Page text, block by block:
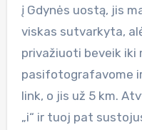
į Gdynės uostą, jis
viskas sutvarkyta,
privažiuoti beveik iki
pasifotografavome
link, o jis už 5 km.
„i“ ir tuoj pat